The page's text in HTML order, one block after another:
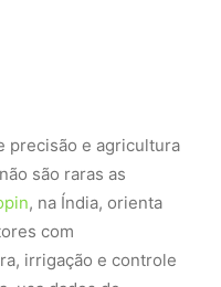
precisão e agricultura
são raras as
, na Índia, orienta
com
irrigação e controle